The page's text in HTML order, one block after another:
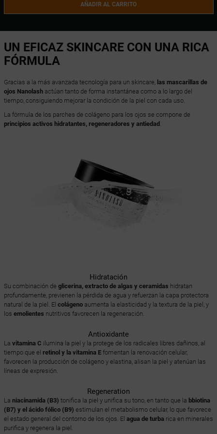
AÑADIR AL CARRITO
UN EFICAZ SKINCARE CON UNA RICA
FÓRMULA
Gracias a la más avanzada tecnología para un skincare, las mascarillas de
ojos Nanolashactúan tanto de forma instantánea como a lo largo del
tiempo, consiguiendo mejorar la condición de la piel con cada uso.
La fórmula de los parches de colágeno para los ojos se compone de
principios activos hidratantes, regeneradores y antiedad .
Hidratación
Su combinación de glicerina, extracto de algas y ceramidas hidratan
profundamente, previenen la pérdida de agua y refuerzan la capa protectora
natural de la piel. El colágenoaumenta la elasticidad y la textura de la piel, y
los emolientes nutritivos favorecen la regeneración.
Antioxidante
La vitamina C ilumina la piel y la protege de los radicales libres dañinos, al
tiempo que el retinol y la vitamina Efomentan la renovación celular,
favorecen la producción de colágeno y elastina, alisan la piel y atenúan las
líneas de expresión.
Regeneration
La niacinamida (B3) tonifica la piel y unifica su tono, en tanto que la bbiotina
(B7) y el ácido fólico (B9) estimulan el metabolismo celular, lo que favorece
el estado general del contorno de los ojos. El agua de turba rica en minerales
purifica y regenera la piel.